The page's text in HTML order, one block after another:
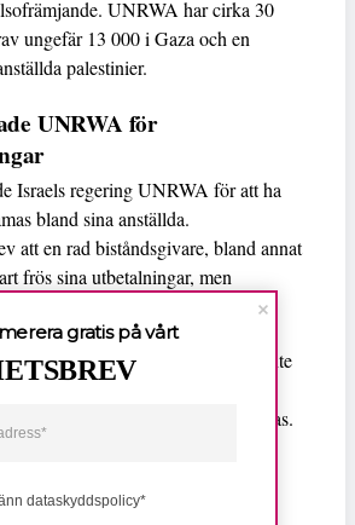
UNRWA har cirka 30
ungefär 13 000 i Gaza och en
palestinier.
UNRWA för
Israels regering UNRWA för att ha
bland sina anställda.
att en rad biståndsgivare, bland annat
frös sina utbetalningar, men
i mars.
FN-utredning att Israel inte
att anställda vid
skulle vara medlemmar i Hamas.
från att arbeta i
dataskyddspolicy*
gratis på vårt